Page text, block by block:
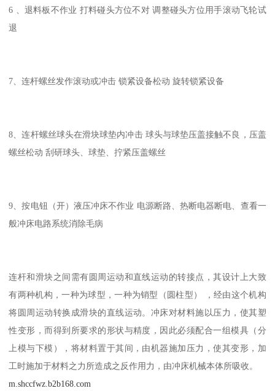
6 、退料板不作业 打料碰头方位不对 调整碰头方位用手滚动飞轮试
退
7、连杆螺丝发作滚动或冲击 锁紧设备松动 旋转锁紧设备
8、连杆螺丝球头在滑块球垫内冲击 球头与球垫压盖接触不良，压盖
螺丝松动 刮研球头、球垫、拧紧压盖螺丝
9、按电钮（开）液压冲床不作业 电源断路、热断电器断电、查看一
般冲床电路系统消除毛病
连杆和滑块之间需有圆周运动和直线运动的转接点，其设计上大致
有两种机构，一种为球型，一种为销型（圆柱型） ，经由这个机构
将圆周运动转换成滑块的直线运动。冲床对材料施以压力，使其塑
性变形，而得到所要求的形状与精度，因此必须配合一组模具（分
上模与下模），将材料置于其间，由机器施加压力，使其变形，加
工时施加于材料之力所造成之反作用力，由冲床机械本体所吸收。
m.shccfwz.b2b168.com